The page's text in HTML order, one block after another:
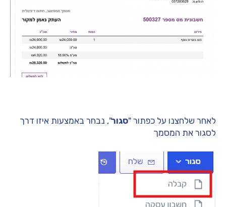
לאחר שלחצנו על כפתור "סגור", נבחר באמצעות איזו דרך
לסגור את המסמך